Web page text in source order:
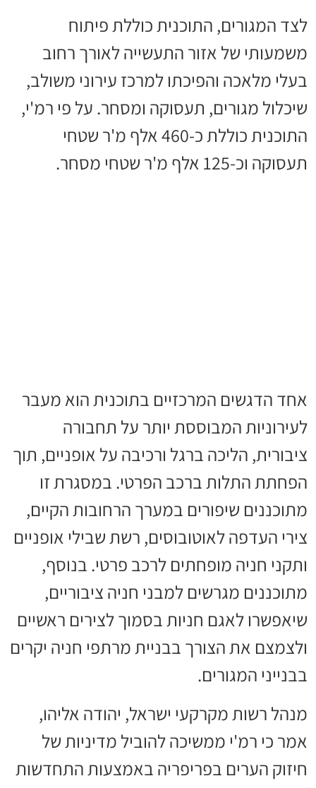
לצד המגורים, התוכנית כוללת פיתוח
משמעותי של אזור התעשייה לאורך רחוב
בעלי מלאכה והפיכתו למרכז עירוני משולב,
שיכלול מגורים, תעסוקה ומסחר. על פי רמ'י,
התוכנית כוללת כ-460 אלף מ'ר שטחי
תעסוקה וכ-125 אלף מ'ר שטחי מסחר.
אחד הדגשים המרכזיים בתוכנית הוא מעבר
לעירוניות המבוססת יותר על תחבורה
ציבורית, הליכה ברגל ורכיבה על אופניים, תוך
הפחתת התלות ברכב הפרטי. במסגרת זו
מתוכננים שיפורים במערך הרחובות הקיים,
צירי העדפה לאוטובוסים, רשת שבילי אופניים
ותקני חניה מופחתים לרכב פרטי. בנוסף,
מתוכננים מגרשים למבני חניה ציבוריים,
שיאפשרו לאגם חניות בסמוך לצירים ראשיים
ולצמצם את הצורך בבניית מרתפי חניה יקרים
בבנייני המגורים.
מנהל רשות מקרקעי ישראל, יהודה אליהו,
אמר כי רמ'י ממשיכה להוביל מדיניות של
חיזוק הערים בפריפריה באמצעות התחדשות